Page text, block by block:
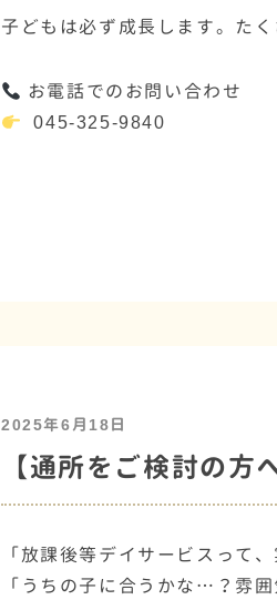
子どもは必ず成長します。た
お電話でのお問い合わせ
045-325-9840
2025年6月18日
【通所をご検討の
「放課後等デイサービスって
「うちの子に合うかな…？雰囲